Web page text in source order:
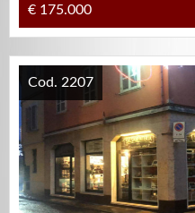
€ 175.000
Cod. 2207